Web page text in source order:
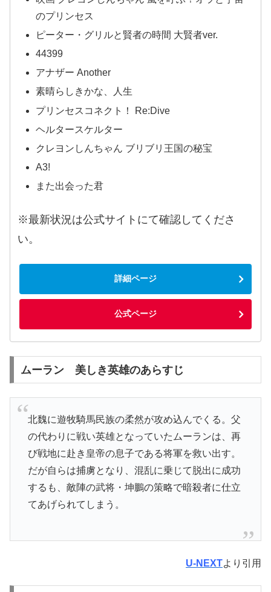
のプリンセス
ピーター・グリルと賢者の時間 大賢者ver.
44399
アナザー Another
素晴らしきかな、人生
プリンセスコネクト！ Re:Dive
ヘルタースケルター
クレヨンしんちゃん ブリブリ王国の秘宝
A3!
また出会った君
※最新状況は公式サイトにて確認してくださ
い。
詳細ページ
公式ページ
ムーラン 美しき英雄のあらすじ
北魏に遊牧騎馬民族の柔然が攻め込んでくる。父
の代わりに戦い英雄となっていたムーランは、再
び戦地に赴き皇帝の息子である将軍を救い出す。
だが自らは捕虜となり、混乱に乗じて脱出に成功
するも、敵陣の武将・坤鵬の策略で暗殺者に仕立
てあげられてしまう。
U-NEXTより引用